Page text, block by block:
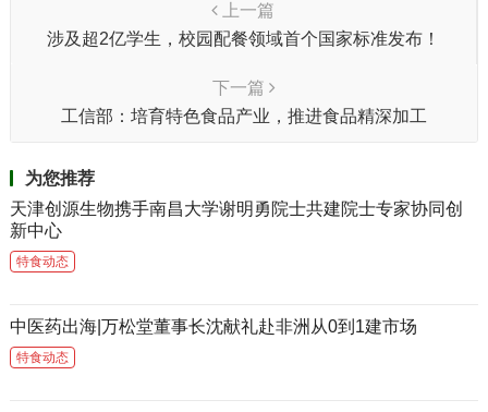
上一篇
涉及超2亿学生，校园配餐领域首个国家标准发布！
下一篇
工信部：培育特色食品产业，推进食品精深加工
为您推荐
天津创源生物携手南昌大学谢明勇院士共建院士专家协同创
新中心
特食动态
中医药出海|万松堂董事长沈献礼赴非洲从0到1建市场
特食动态